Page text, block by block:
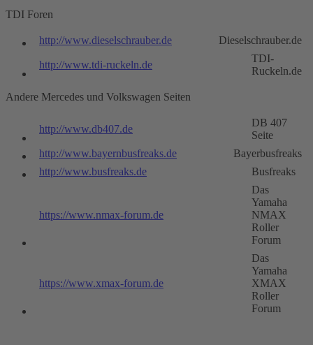
TDI Foren
http://www.dieselschrauber.de Dieselschrauber.de
http://www.tdi-ruckeln.de
TDI-
Ruckeln.de
Andere Mercedes und Volkswagen Seiten
http://www.db407.de
DB 407
Seite
http://www.bayernbusfreaks.de
Bayerbusfreaks
http://www.busfreaks.de
Busfreaks
https://www.nmax-forum.de
Das
Yamaha
NMAX
Roller
Forum
https://www.xmax-forum.de
Das
Yamaha
XMAX
Roller
Forum